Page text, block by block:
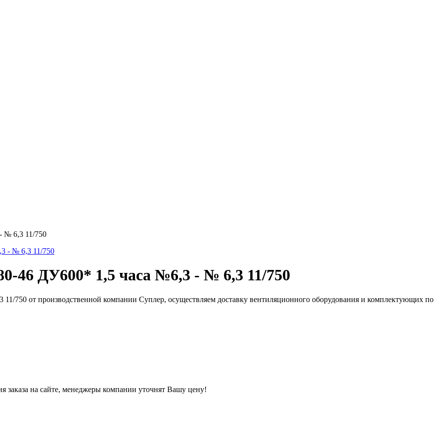
№ 6,3 11/750
46 ДУ600* 1,5 часа №6,3 - № 6,3 11/750
750 от производственной компании Суплер, осуществляем доставку вентиляционного оборудования и комплектующих по
заказа на сайте, менеджеры компании уточнят Вашу цену!